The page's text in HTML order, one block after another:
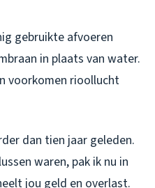
gebruikte afvoeren
in plaats van water.
voorkomen rioollucht
dan tien jaar geleden.
waren, pak ik nu in
jou geld en overlast.